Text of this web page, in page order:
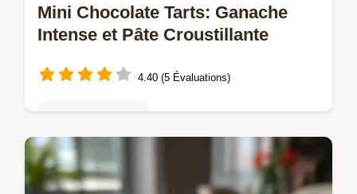
Mini Chocolate Tarts: Ganache
Intense et Pâte Croustillante
4.40 (5 Évaluations)
Découvrez notre recette de Mini Chocolate
Tarts avec une pâte sablée parfaite et une